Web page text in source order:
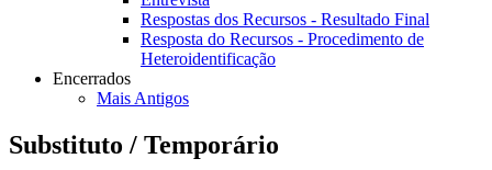
Respostas dos Recursos - Resultado Final
Resposta do Recursos - Procedimento de
Heteroidentificação
Encerrados
Mais Antigos
Substituto / Temporário